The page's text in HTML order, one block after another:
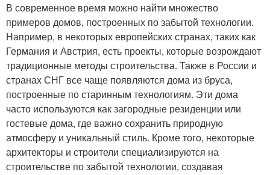
В современное время можно найти множество
примеров домов, построенных по забытой технологии.
Например, в некоторых европейских странах, таких как
Германия и Австрия, есть проекты, которые возрождают
традиционные методы строительства. Также в России и
странах СНГ все чаще появляются дома из бруса,
построенные по старинным технологиям. Эти дома
часто используются как загородные резиденции или
гостевые дома, где важно сохранить природную
атмосферу и уникальный стиль. Кроме того, некоторые
архитекторы и строители специализируются на
строительстве по забытой технологии, создавая